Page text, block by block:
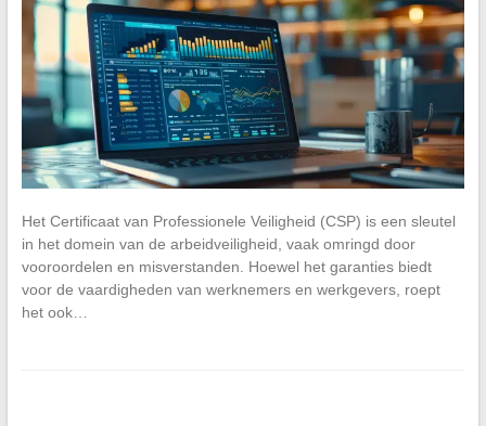
Het Certificaat van Professionele Veiligheid (CSP) is een sleutel
in het domein van de arbeidveiligheid, vaak omringd door
vooroordelen en misverstanden. Hoewel het garanties biedt
voor de vaardigheden van werknemers en werkgevers, roept
het ook…